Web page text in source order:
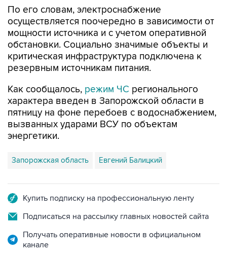
По его словам, электроснабжение
осуществляется поочередно в зависимости от
мощности источника и с учетом оперативной
обстановки. Социально значимые объекты и
критическая инфраструктура подключена к
резервным источникам питания.
Как сообщалось, режим ЧС регионального
характера введен в Запорожской области в
пятницу на фоне перебоев с водоснабжением,
вызванных ударами ВСУ по объектам
энергетики.
Запорожская область Евгений Балицкий
Купить подписку на профессиональную ленту
Подписаться на рассылку главных новостей сайта
Получать оперативные новости в официальном
канале